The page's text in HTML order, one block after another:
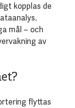
kopplas de
mål – och
av
flyttas